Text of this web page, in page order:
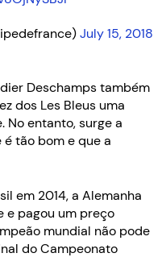
July 15, 2018
Deschamps também
dos Les Bleus uma
No entanto, surge a
tão bom e que a
em 2014, a Alemanha
e pagou um preço
mundial não pode
do Campeonato